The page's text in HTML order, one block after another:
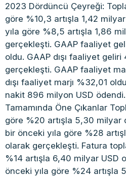
2023 Dördüncü Çeyreği:
göre %10,3 artışla 1,42
yıla göre %8,5 artışla 1,86
gerçekleşti. GAAP faaliyet
oldu. GAAP dışı faaliyet
gerçekleşti. GAAP faaliyet
dışı faaliyet marjı %32,01
nakit 896 milyon USD ödendi.
Tamamında Öne Çıkanlar
göre %20 artışla 5,30 milyar
bir önceki yıla göre %28
olarak gerçekleşti. Fatura
%14 artışla 6,40 milyar USD
önceki yıla göre %24 artışla